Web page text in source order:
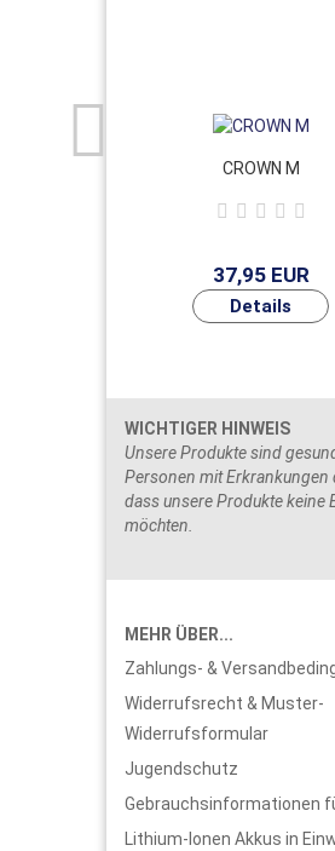
CROWN M
37,95 EUR
WICHTIGER HINWEIS
Unsere Produkte sind
Personen mit Erkrankungen
dass unsere Produkte keine
möchten.
MEHR ÜBER...
Zahlungs- &
Widerrufsrecht & Muster-
Widerrufsformular
Jugendschutz
Gebrauchsinformationen
Lithium-Ionen Akkus in